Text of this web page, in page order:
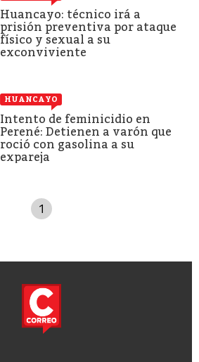
Huancayo: técnico irá a
prisión preventiva por ataque
físico y sexual a su
exconviviente
HUANCAYO
Intento de feminicidio en
Perené: Detienen a varón que
roció con gasolina a su
expareja
1